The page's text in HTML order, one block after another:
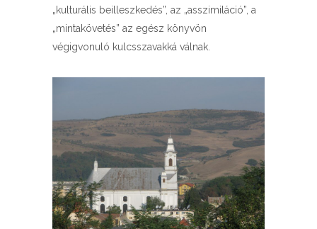
„kulturális beilleszkedés”, az „asszimiláció”, a
„mintakövetés” az egész könyvön
végigvonuló kulcsszavakká válnak.